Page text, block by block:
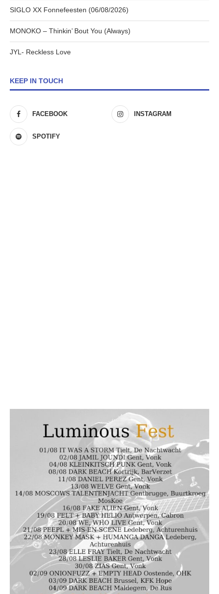
SIGLO XX Fonnefeesten (06/08/2026)
MONOKO – Thinkin’ Bout You (Always)
JYL- Reckless Love
KEEP IN TOUCH
FACEBOOK INSTAGRAM
SPOTIFY